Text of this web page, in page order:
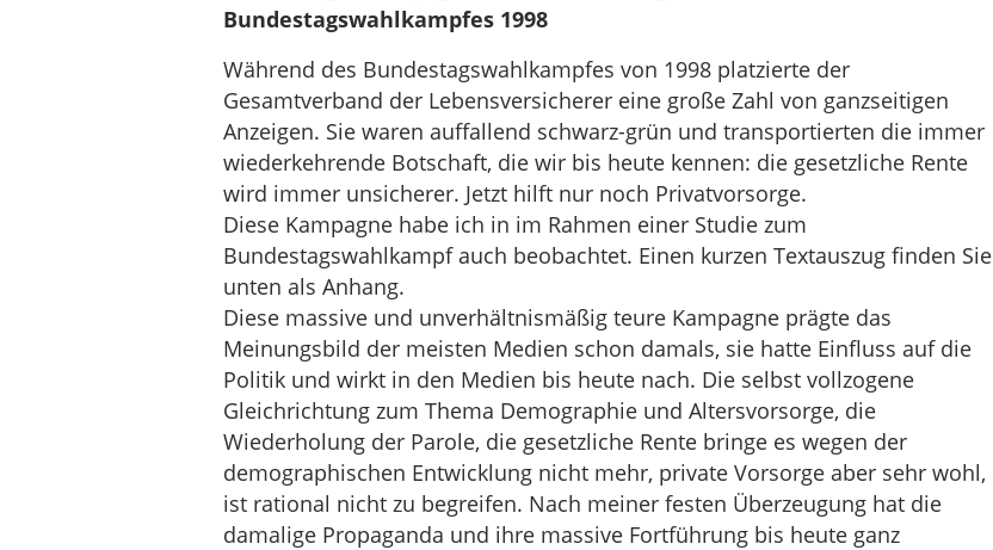
Bundestagswahlkampfes 1998
Während des Bundestagswahlkampfes von 1998 platzierte der
Gesamtverband der Lebensversicherer eine große Zahl von ganzseitigen
Anzeigen. Sie waren auffallend schwarz-grün und transportierten die immer
wiederkehrende Botschaft, die wir bis heute kennen: die gesetzliche Rente
wird immer unsicherer. Jetzt hilft nur noch Privatvorsorge.
Diese Kampagne habe ich in im Rahmen einer Studie zum
Bundestagswahlkampf auch beobachtet. Einen kurzen Textauszug finden Sie
unten als Anhang.
Diese massive und unverhältnismäßig teure Kampagne prägte das
Meinungsbild der meisten Medien schon damals, sie hatte Einfluss auf die
Politik und wirkt in den Medien bis heute nach. Die selbst vollzogene
Gleichrichtung zum Thema Demographie und Altersvorsorge, die
Wiederholung der Parole, die gesetzliche Rente bringe es wegen der
demographischen Entwicklung nicht mehr, private Vorsorge aber sehr wohl,
ist rational nicht zu begreifen. Nach meiner festen Überzeugung hat die
damalige Propaganda und ihre massive Fortführung bis heute ganz